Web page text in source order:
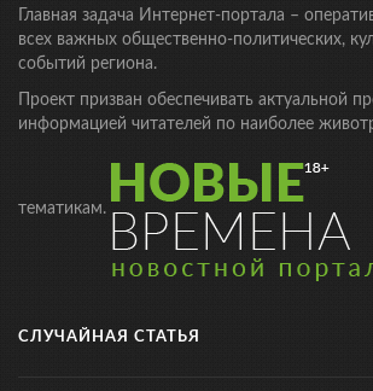
Главная задача Интернет-портала –
всех важных общественно-политических,
событий региона.
Проект призван обеспечивать актуальной
информацией читателей по наиболее
тематикам.
СЛУЧАЙНАЯ СТАТЬЯ